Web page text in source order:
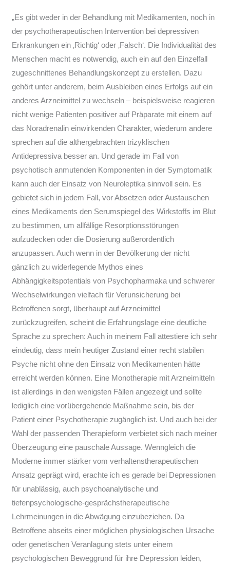
„Es gibt weder in der Behandlung mit Medikamenten, noch in
der psychotherapeutischen Intervention bei depressiven
Erkrankungen ein ‚Richtig‘ oder ‚Falsch‘. Die Individualität des
Menschen macht es notwendig, auch ein auf den Einzelfall
zugeschnittenes Behandlungskonzept zu erstellen. Dazu
gehört unter anderem, beim Ausbleiben eines Erfolgs auf ein
anderes Arzneimittel zu wechseln – beispielsweise reagieren
nicht wenige Patienten positiver auf Präparate mit einem auf
das Noradrenalin einwirkenden Charakter, wiederum andere
sprechen auf die althergebrachten trizyklischen
Antidepressiva besser an. Und gerade im Fall von
psychotisch anmutenden Komponenten in der Symptomatik
kann auch der Einsatz von Neuroleptika sinnvoll sein. Es
gebietet sich in jedem Fall, vor Absetzen oder Austauschen
eines Medikaments den Serumspiegel des Wirkstoffs im Blut
zu bestimmen, um allfällige Resorptionsstörungen
aufzudecken oder die Dosierung außerordentlich
anzupassen. Auch wenn in der Bevölkerung der nicht
gänzlich zu widerlegende Mythos eines
Abhängigkeitspotentials von Psychopharmaka und schwerer
Wechselwirkungen vielfach für Verunsicherung bei
Betroffenen sorgt, überhaupt auf Arzneimittel
zurückzugreifen, scheint die Erfahrungslage eine deutliche
Sprache zu sprechen: Auch in meinem Fall attestiere ich sehr
eindeutig, dass mein heutiger Zustand einer recht stabilen
Psyche nicht ohne den Einsatz von Medikamenten hätte
erreicht werden können. Eine Monotherapie mit Arzneimitteln
ist allerdings in den wenigsten Fällen angezeigt und sollte
lediglich eine vorübergehende Maßnahme sein, bis der
Patient einer Psychotherapie zugänglich ist. Und auch bei der
Wahl der passenden Therapieform verbietet sich nach meiner
Überzeugung eine pauschale Aussage. Wenngleich die
Moderne immer stärker vom verhaltenstherapeutischen
Ansatz geprägt wird, erachte ich es gerade bei Depressionen
für unablässig, auch psychoanalytische und
tiefenpsychologische-gesprächstherapeutische
Lehrmeinungen in die Abwägung einzubeziehen. Da
Betroffene abseits einer möglichen physiologischen Ursache
oder genetischen Veranlagung stets unter einem
psychologischen Beweggrund für ihre Depression leiden,